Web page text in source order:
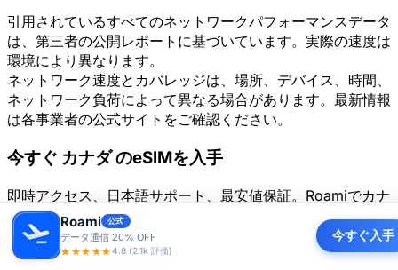
引用されているすべてのネットワークパフォーマンスデータ
は、第三者の公開レポートに基づいています。実際の速度は
環境により異なります。
ネットワーク速度とカバレッジは、場所、デバイス、時間、
ネットワーク負荷によって異なる場合があります。最新情報
は各事業者の公式サイトをご確認ください。
今すぐ カナダ のeSIMを入手
即時アクセス、日本語サポート、最安値保証。Roamiでカナ
ダ旅行をもっと快適に。
今すぐ カナダ eSIMを購入
Roami 公式
データ通信 20% OFF
★★★★★4.8 (2.1k 評価)
今すぐ入手